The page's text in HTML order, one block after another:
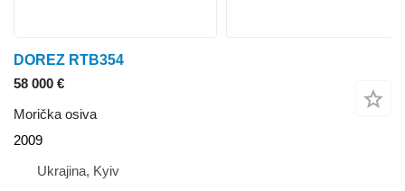
DOREZ RTB354
58 000 €
Morička osiva
2009
Ukrajina, Kyiv